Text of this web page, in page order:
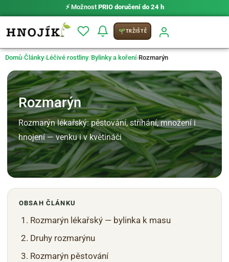
⚡ Možnost PRIO doručení do 24 h
TRŽIŠTĚ
Domů›Články›Léčivé rostliny/Bylinky a koření›Rozmarýn
Rozmarýn
Rozmarýn lékařský: pěstování, stříhání, množení i
hnojení — venku i v květináči
OBSAH ČLÁNKU
Rozmarýn lékařský — bylinka k masu
Druhy rozmarýnu
Rozmarýn pěstování